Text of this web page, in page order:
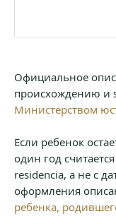
Официальное
происхождению и
Министерством
Если ребенок
один год
residencia, а не с
оформления
ребенка,